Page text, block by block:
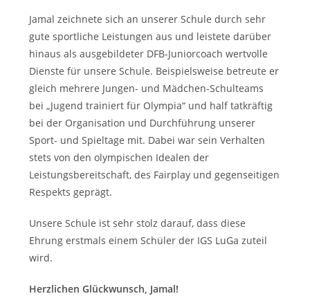
Jamal zeichnete sich an unserer Schule durch sehr
gute sportliche Leistungen aus und leistete darüber
hinaus als ausgebildeter DFB-Juniorcoach wertvolle
Dienste für unsere Schule. Beispielsweise betreute er
gleich mehrere Jungen- und Mädchen-Schulteams
bei „Jugend trainiert für Olympia“ und half tatkräftig
bei der Organisation und Durchführung unserer
Sport- und Spieltage mit. Dabei war sein Verhalten
stets von den olympischen Idealen der
Leistungsbereitschaft, des Fairplay und gegenseitigen
Respekts geprägt.
Unsere Schule ist sehr stolz darauf, dass diese
Ehrung erstmals einem Schüler der IGS LuGa zuteil
wird.
Herzlichen Glückwunsch, Jamal!